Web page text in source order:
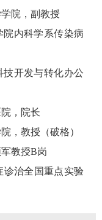
学院，副教授
院内科学系传染病
技开发与转化办公
，院长
，教授（破格）
教授B岗
诊治全国重点实验